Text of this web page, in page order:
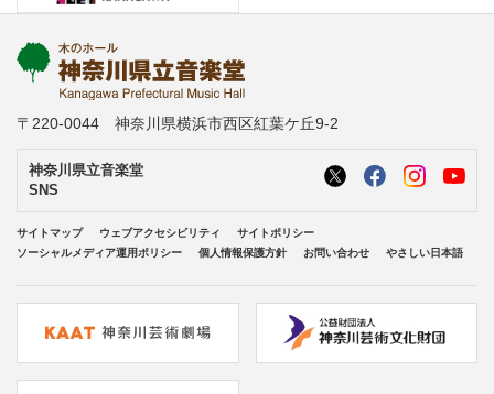
〒220-0044 神奈川県横浜市西区紅葉ケ丘9-2
神奈川県立音楽堂
SNS
サイトマップ ウェブアクセシビリティ
サイトポリシー
ソーシャルメディア運用ポリシー
個人情報保護方針 お問い合わせ やさしい日本語